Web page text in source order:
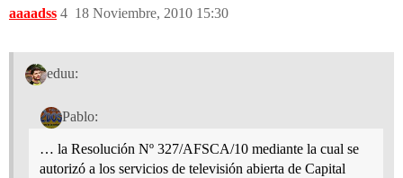
aaaadss 18 Noviembre, 2010 15:30
4
eduu:
Pablo:
… la Resolución Nº 327/AFSCA/10 mediante la cual se
autorizó a los servicios de televisión abierta de Capital